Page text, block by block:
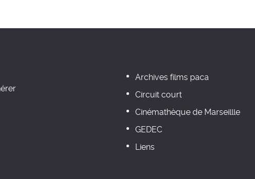
Archives films paca
Circuit court
Cinémathèque de Marseillle
GEDEC
Liens